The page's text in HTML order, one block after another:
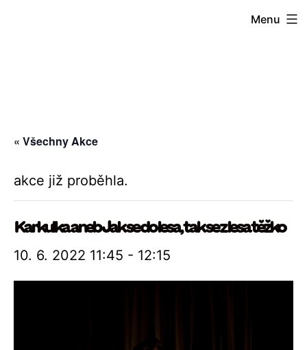
Menu
« Všechny Akce
akce již proběhla.
Karkulka aneb Jak se do lesa, tak se z lesa těžko
10. 6. 2022 11:45 - 12:15